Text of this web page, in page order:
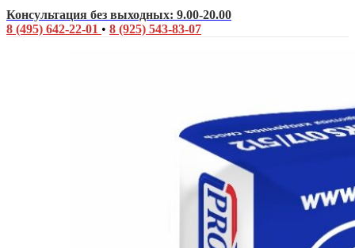
Консультация без выходных: 9.00-20.00
8 (495) 642-22-01 • 8 (925) 543-83-07